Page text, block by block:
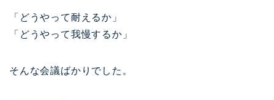
「どうやって耐えるか」
「どうやって我慢するか」
そんな会議ばかりでした。